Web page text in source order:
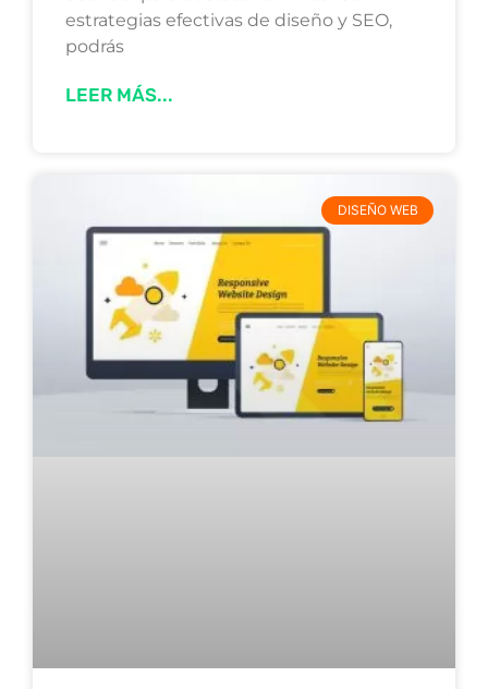
estrategias efectivas de diseño y SEO,
podrás
LEER MÁS...
DISEÑO WEB